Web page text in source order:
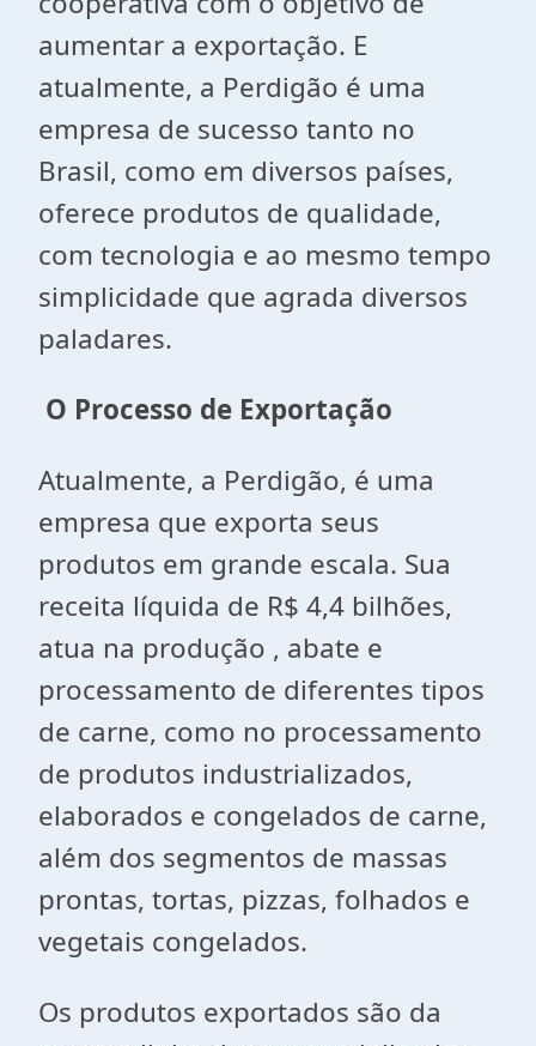
aumentar a exportação. E
atualmente, a Perdigão é uma
empresa de sucesso tanto no
Brasil, como em diversos países,
oferece produtos de qualidade,
com tecnologia e ao mesmo tempo
simplicidade que agrada diversos
paladares.
O Processo de Exportação
Atualmente, a Perdigão, é uma
empresa que exporta seus
produtos em grande escala. Sua
receita líquida de R$ 4,4 bilhões,
atua na produção , abate e
processamento de diferentes tipos
de carne, como no processamento
de produtos industrializados,
elaborados e congelados de carne,
além dos segmentos de massas
prontas, tortas, pizzas, folhados e
vegetais congelados.
Os produtos exportados são da